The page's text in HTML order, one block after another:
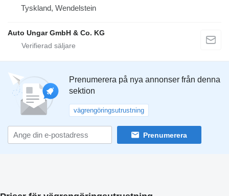
Tyskland, Wendelstein
Auto Ungar GmbH & Co. KG
Prenumerera på nya annonser från denna
sektion
vägrengöringsutrustning
Prenumerera